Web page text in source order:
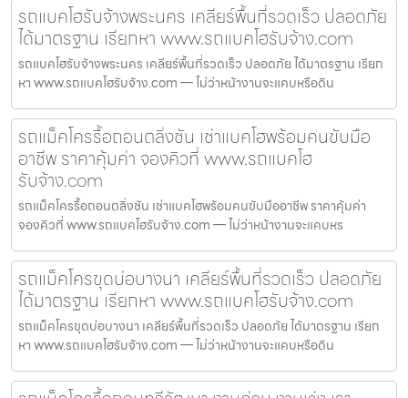
รถแบคโฮรับจ้างพระนคร เคลียร์พื้นที่รวดเร็ว ปลอดภัย
ได้มาตรฐาน เรียกหา www.รถแบคโฮรับจ้าง.com
รถแบคโฮรับจ้างพระนคร เคลียร์พื้นที่รวดเร็ว ปลอดภัย ได้มาตรฐาน เรียก
หา www.รถแบคโฮรับจ้าง.com — ไม่ว่าหน้างานจะแคบหรือดิน
รถแม็คโครรื้อถอนตลิ่งชัน เช่าแบคโฮพร้อมคนขับมือ
อาชีพ ราคาคุ้มค่า จองคิวที่ www.รถแบคโฮ
รับจ้าง.com
รถแม็คโครรื้อถอนตลิ่งชัน เช่าแบคโฮพร้อมคนขับมืออาชีพ ราคาคุ้มค่า
จองคิวที่ www.รถแบคโฮรับจ้าง.com — ไม่ว่าหน้างานจะแคบหร
รถแม็คโครขุดบ่อบางนา เคลียร์พื้นที่รวดเร็ว ปลอดภัย
ได้มาตรฐาน เรียกหา www.รถแบคโฮรับจ้าง.com
รถแม็คโครขุดบ่อบางนา เคลียร์พื้นที่รวดเร็ว ปลอดภัย ได้มาตรฐาน เรียก
หา www.รถแบคโฮรับจ้าง.com — ไม่ว่าหน้างานจะแคบหรือดิน